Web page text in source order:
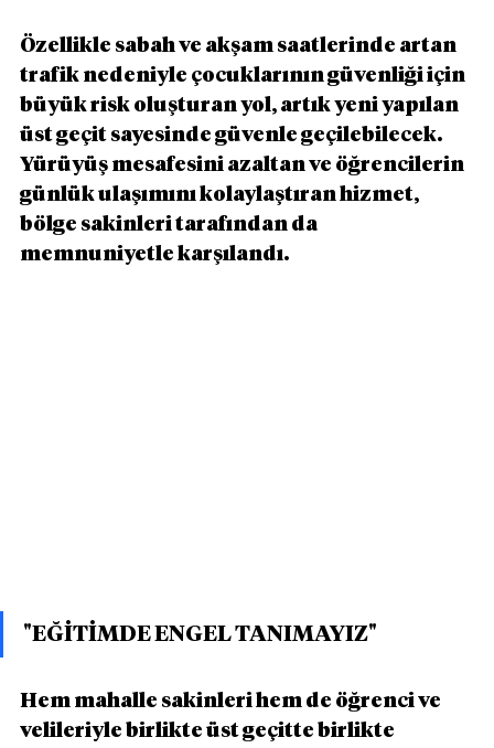
Özellikle sabah ve akşam saatlerinde artan
trafik nedeniyle çocuklarının güvenliği için
büyük risk oluşturan yol, artık yeni yapılan
üst geçit sayesinde güvenle geçilebilecek.
Yürüyüş mesafesini azaltan ve öğrencilerin
günlük ulaşımını kolaylaştıran hizmet,
bölge sakinleri tarafından da
memnuniyetle karşılandı.
"EĞİTİMDE ENGEL TANIMAYIZ"
Hem mahalle sakinleri hem de öğrenci ve
velileriyle birlikte üst geçitte birlikte